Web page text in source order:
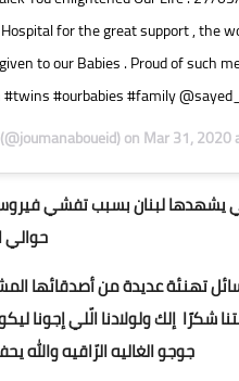
for the great support , the
to our Babies . Proud of such
#twins #ourbabies #family
(@joumanaboueid) onMar 31, 2020
يشهدها لبنان بسبب تفشي فيروس
حوالي الـ 5 أيام وهي
تهنئة عديدة من أصدقائها
شكرًا إلك ولولادنا الّلي إجونا
جوجو الغاليه الرّاقيه